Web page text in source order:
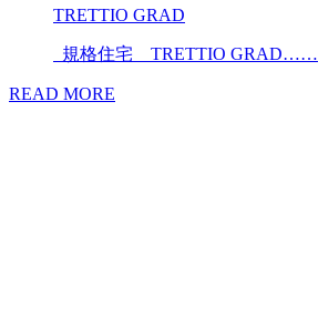
TRETTIO GRAD
規格住宅 TRETTIO GRAD……
READ MORE